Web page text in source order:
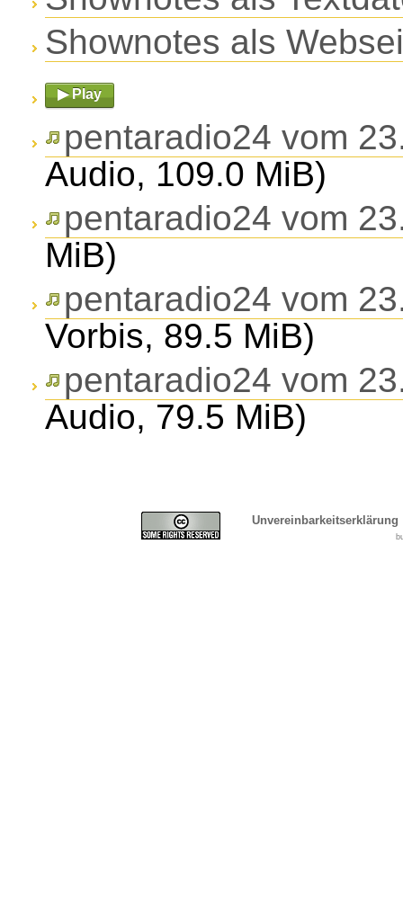
Shownotes als
▶ Play
pentaradio24 vom
Audio, 109.0 MiB)
pentaradio24 vom
MiB)
pentaradio24 vom
Vorbis, 89.5 MiB)
pentaradio24 vom
Audio, 79.5 MiB)
Unvereinbarkeitserklärung